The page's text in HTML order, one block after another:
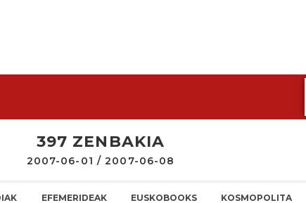
397 ZENBAKIA
2007-06-01 / 2007-06-08
EFEMERIDEAK EUSKOBOOKS KOSMOPOLITA